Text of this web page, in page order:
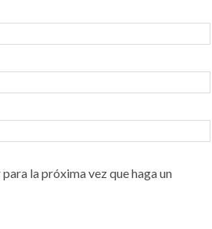
la próxima vez que haga un